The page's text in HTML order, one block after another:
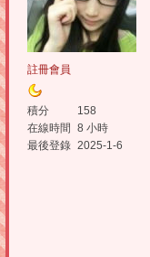
註冊會員
積分
158
在線時間
8 小時
最後登錄 2025-1-6